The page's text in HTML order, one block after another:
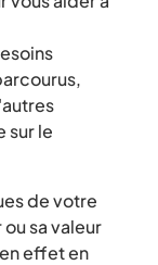
sur le
de votre
sa valeur
effet en